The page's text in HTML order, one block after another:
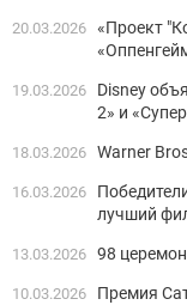
20.03.2026 «Проект
19.03.2026
Disney
2» и
18.03.2026 Warner
16.03.2026
лучший
13.03.2026 98
10.03.2026
Премия